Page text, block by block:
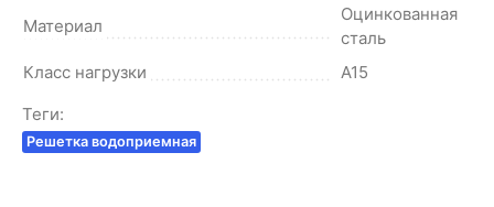
Материал
Оцинкованная
сталь
Класс нагрузки
A15
Теги:
Решетка водоприемная